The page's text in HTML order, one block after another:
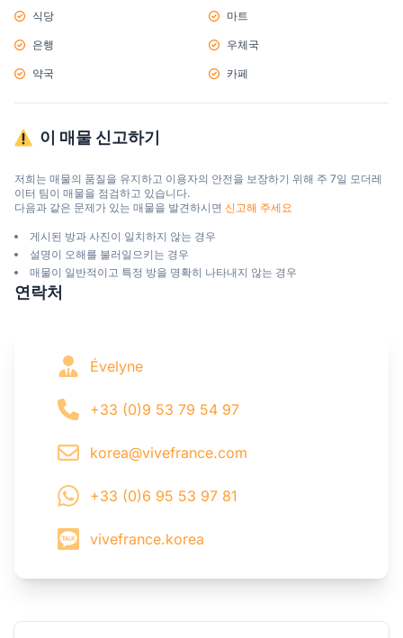
식당 마트
은행 우체국
약국 카페
이 매물 신고하기
저희는 매물의 품질을 유지하고 이용자의 안전을 보장하기 위해 주 7일 모더레
이터 팀이 매물을 점검하고 있습니다.
다음과 같은 문제가 있는 매물을 발견하시면 신고해 주세요
게시된 방과 사진이 일치하지 않는 경우
설명이 오해를 불러일으키는 경우
매물이 일반적이고 특정 방을 명확히 나타내지 않는 경우
연락처
Évelyne
+33 (0)9 53 79 54 97
korea@vivefrance.com
+33 (0)6 95 53 97 81
vivefrance.korea